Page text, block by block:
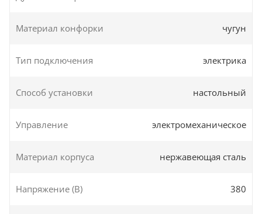
Материал конфорки чугун
Тип подключения электрика
Способ установки настольный
Управление электромеханическое
Материал корпуса нержавеющая сталь
Напряжение (В) 380